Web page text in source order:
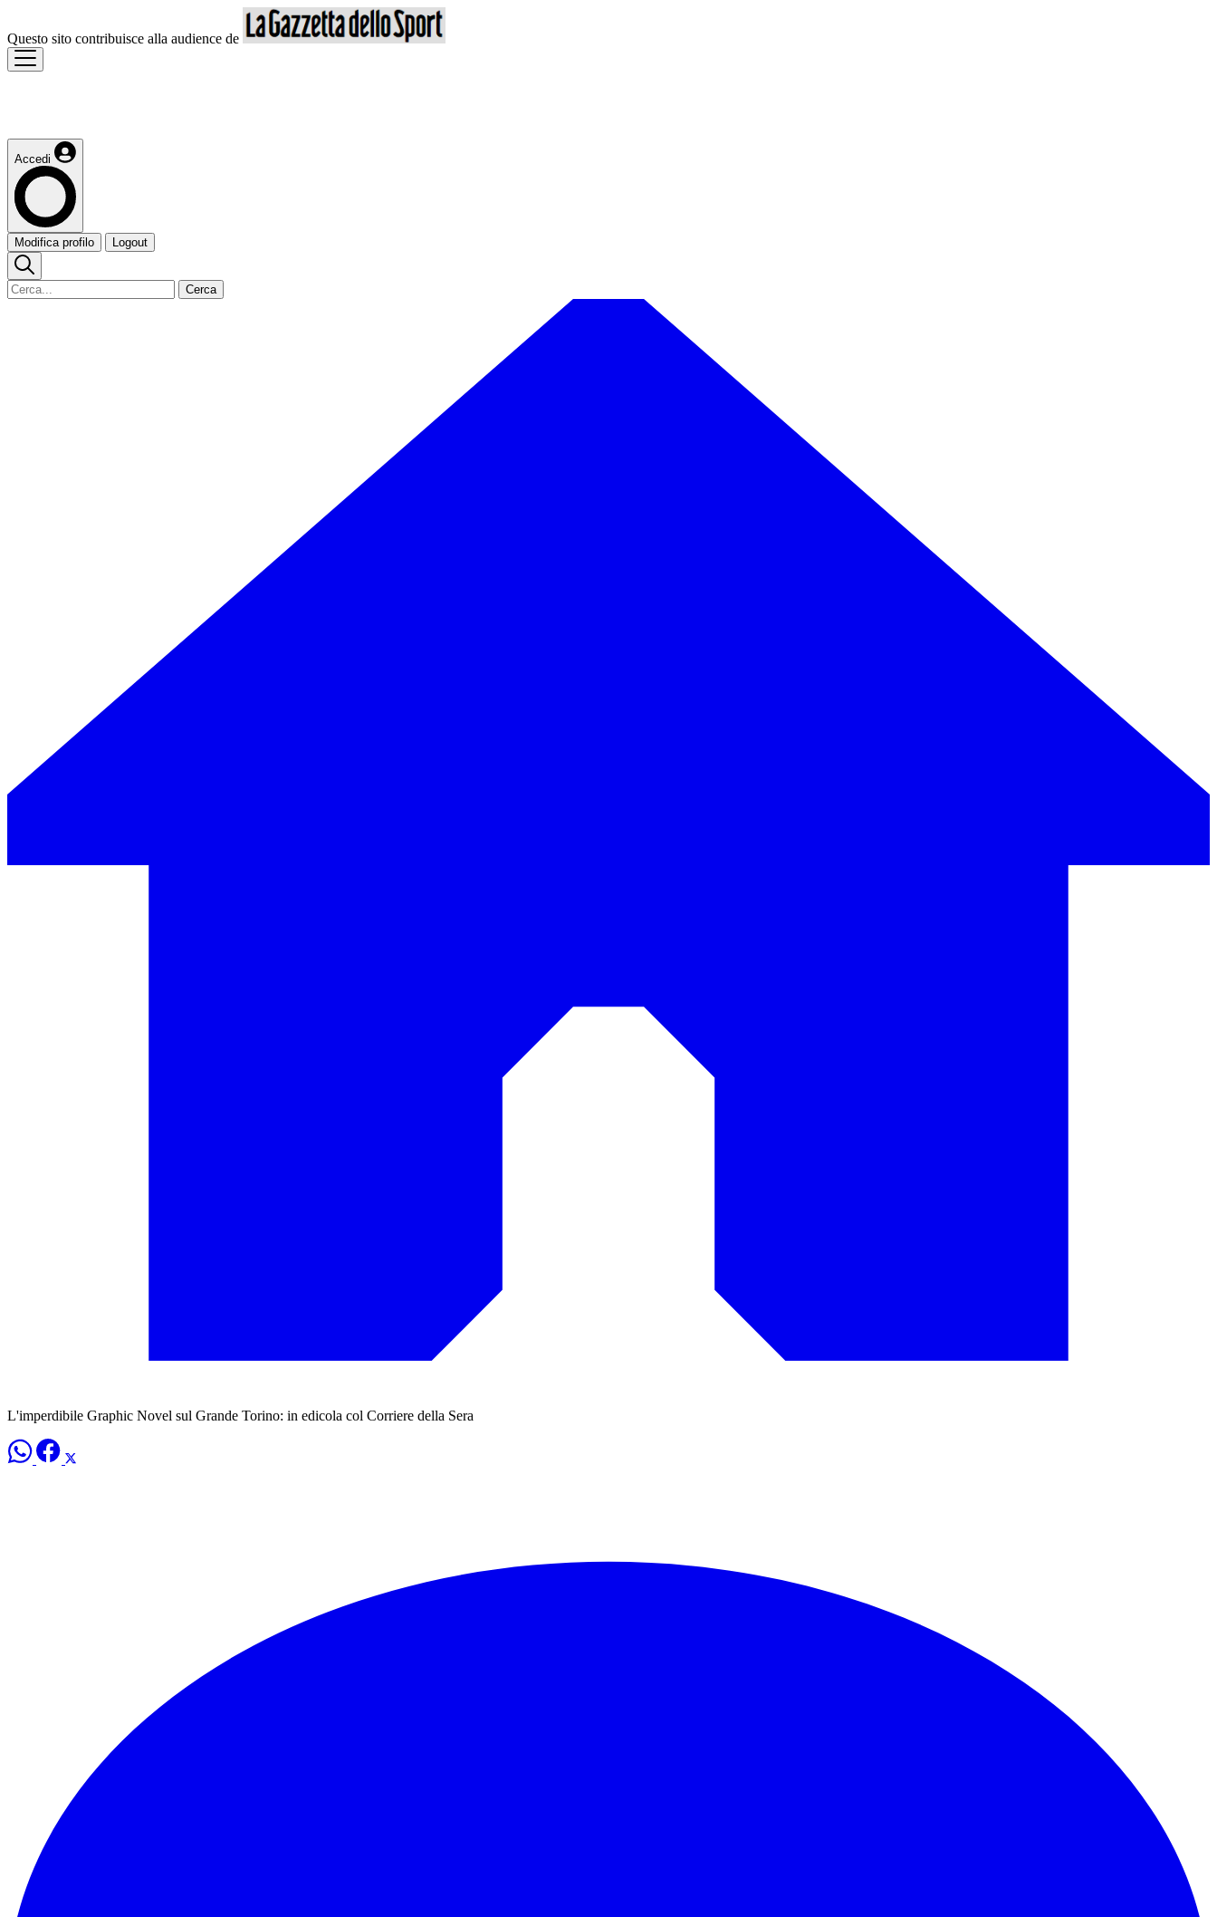
Questo sito contribuisce alla audience de
Accedi
Modifica profilo Logout
Cerca
L'imperdibile Graphic Novel sul Grande Torino: in edicola col Corriere della Sera